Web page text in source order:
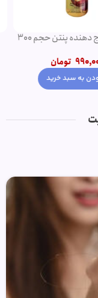
صورتی اروجینال
850,000
افزودن به سبد خرید